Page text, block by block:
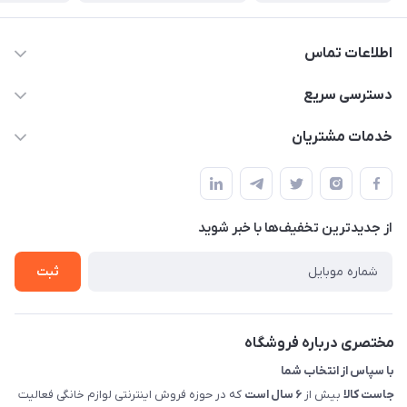
اطلاعات تماس
09398557137
سمت چپ (فروشگاه صوتی عباسی) - "تحویل حضوری فقط با
هماهنگی"
دسترسی سریع
لیست محصولات
حساب کاربری
تماس با ما
خدمات مشتریان
راهنما
پرسش های شما
شرایط و ضوابط گارانتی
روش های بازگرداندن کالا
از جدید‌ترین تخفیف‌ها با‌ خبر شوید
ثبت
مختصری درباره فروشگاه
با سپاس از انتخاب شما
جاست کالا بیش از ۶ سال است که در حوزه فروش اینترنتی لوازم خانگی فعالیت